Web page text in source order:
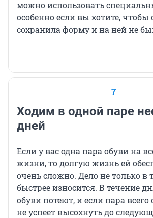
можно использовать
особенно если вы хотите, чтобы
сохранила форму и на ней не
7
Ходим в одной паре
дней
Если у вас одна пара обуви на
жизни, то долгую жизнь ей
очень сложно. Дело не только в
быстрее износится. В течение
обуви потеют, и если пара всего
не успеет высохнуть до